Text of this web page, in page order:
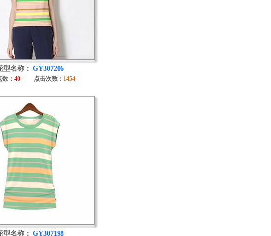
型名称： GY307206
数： 40 点击次数： 1454
型名称： GY307198